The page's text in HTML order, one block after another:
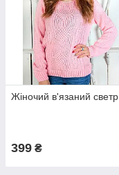
Жіночий в'язаний светр
399 ₴